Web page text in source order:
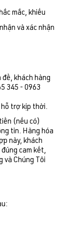
mắc, khiếu
và xác nhận
khách hàng
345 - 0963
trợ kịp thời.
(nếu có)
tin. Hàng hóa
này, khách
cam kết,
và Chúng Tôi